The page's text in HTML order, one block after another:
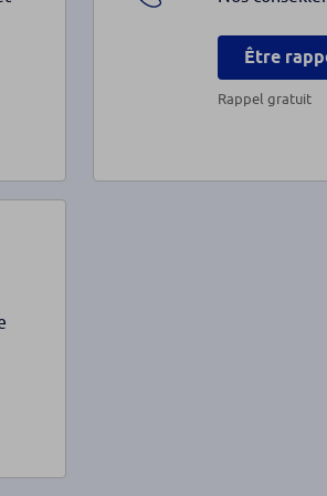
Être
Rappel gratuit